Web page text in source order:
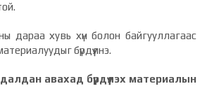
дараа хувь хүн болон байгууллагаас
бүрдүүлнэ.
авахад бүрдүүлэх материалын